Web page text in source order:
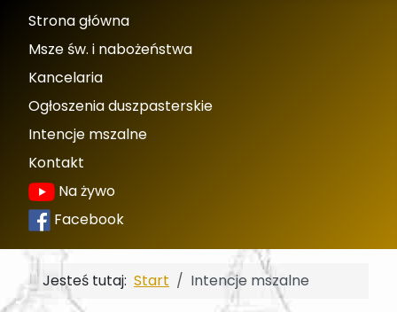
Strona główna
Msze św. i nabożeństwa
Kancelaria
Ogłoszenia duszpasterskie
Intencje mszalne
Kontakt
Na żywo
Facebook
Jesteś tutaj: Start Intencje mszalne